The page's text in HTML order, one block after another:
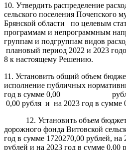
10. Утвердить распределение
сельского поселения Почепского
Брянской области по целевым
программам и непрограммным
группам и подгруппам видов
плановый период 2022 и 2023
8 к настоящему Решению.
11. Установить общий объем
исполнение публичных
год в сумме 0,00 рублей,
0,00 рубля и на 2023 год в сумме
12. Установить объем
дорожного фонда Витовской
год в сумме 1720270,00 рублей, на
рублей и на 2023 год в сумме 0,00